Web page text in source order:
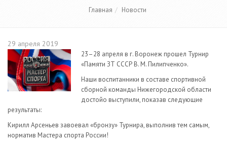
Главная Новости
29 апреля 2019
23–28 апреля в г. Воронеж прошел Турнир
«Памяти ЗТ СССР В. М. Пилипченко».
Наши воспитанники в составе спортивной
сборной команды Нижегородской области
достойо выступили, показав следующие
результаты:
Кирилл Арсеньев завоевал «бронзу» Турнира, выполнив тем самым,
норматив Мастера спорта России!